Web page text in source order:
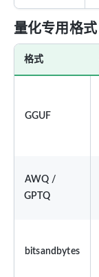
量化专用格式
格式
GGUF
AWQ /
GPTQ
bitsandbytes